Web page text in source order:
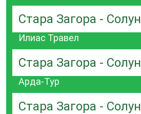
Стара Загора - Солун
Илиас Травел
Стара Загора - Солун
Арда-Тур
Стара Загора - Солун